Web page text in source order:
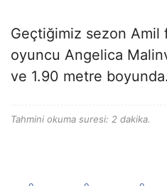
Geçtiğimiz sezon Amil
oyuncu Angelica
ve 1.90 metre boyunda.
Tahmini okuma suresi: 2 dakika.